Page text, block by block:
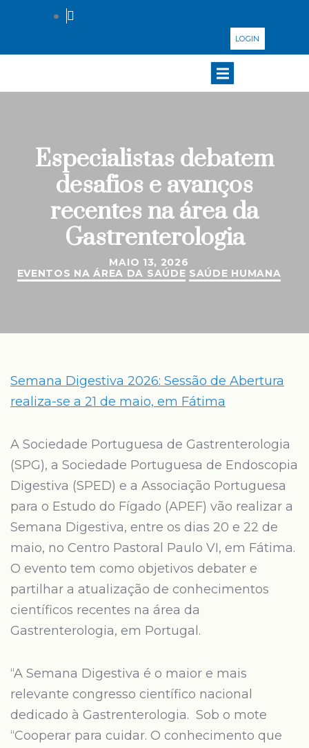
LOGIN
Especialistas debatem
desafios e avanços
recentes na área da
Gastrenterologia
MAIO 13, 2026
EVENTOS NA ÁREA DA SAÚDE SAÚDE HUMANA
Semana Digestiva 2026: Sessão de Abertura
realiza-se a 21 de maio, em Fátima
A Sociedade Portuguesa de Gastrenterologia
(SPG), a Sociedade Portuguesa de Endoscopia
Digestiva (SPED) e a Associação Portuguesa
para o Estudo do Fígado (APEF) vão realizar a
Semana Digestiva, entre os dias 20 e 22 de
maio, no Centro Pastoral Paulo VI, em Fátima.
O evento tem como objetivos debater e
partilhar a atualização de conhecimentos
científicos recentes na área da
Gastrenterologia, em Portugal.
“A Semana Digestiva é o maior e mais
relevante congresso científico nacional
dedicado à Gastrenterologia. Sob o mote
“Cooperar para cuidar. O conhecimento que